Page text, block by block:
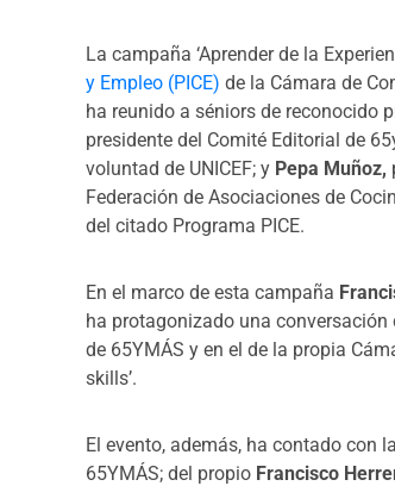
La campaña ‘Aprender de la
y Empleo (PICE) de la Cámara de
ha reunido a séniors de reconocido
presidente del Comité Editorial de
voluntad de UNICEF; y Pepa Muñoz,
Federación de Asociaciones de
del citado Programa PICE.
En el marco de esta campaña
ha protagonizado una conversación
de 65YMÁS y en el de la propia
skills’.
El evento, además, ha contado con
65YMÁS; del propio Francisco